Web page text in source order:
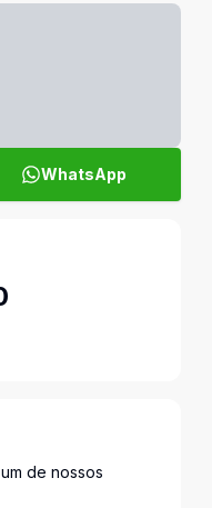
WhatsApp
de nossos